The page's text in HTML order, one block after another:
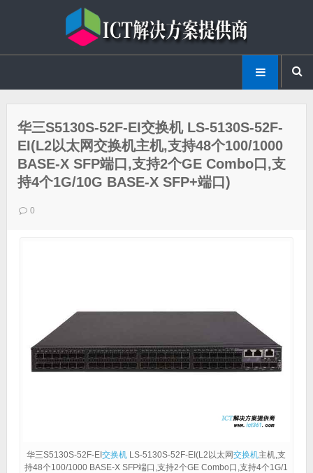
华三S5130S-52F-EI交换机 LS-5130S-52F-
EI(L2以太网交换机主机,支持48个100/1000
BASE-X SFP端口,支持2个GE Combo口,支
持4个1G/10G BASE-X SFP+端口)
0
华三S5130S-52F-EI交换机 LS-5130S-52F-EI(L2以太网交换机主机,支
持48个100/1000 BASE-X SFP端口,支持2个GE Combo口,支持4个1G/1